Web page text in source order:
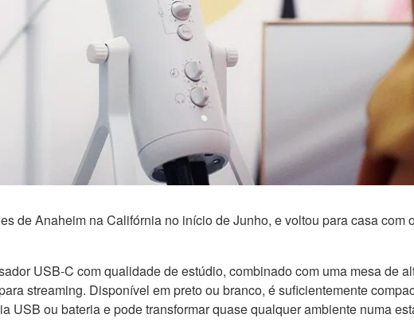
de Anaheim na Califórnia no início de Junho, e voltou para casa com
USB-C com qualidade de estúdio, combinado com uma mesa de
streaming. Disponível em preto ou branco, é suficientemente
USB ou bateria e pode transformar quase qualquer ambiente numa